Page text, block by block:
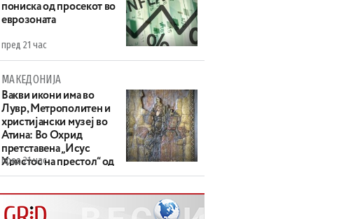
пониска од просекот во
еврозоната
пред 21 час
МАКЕДОНИЈА
Вакви икони има во
Лувр, Метрополитен и
христијански музеј во
Атина: Во Охрид
претставена „Исус
Христос на престол“ од
XIV век
пред 21 час